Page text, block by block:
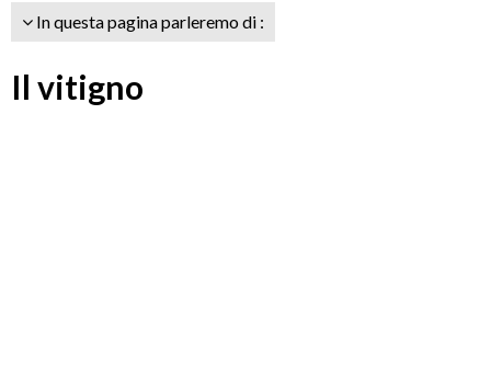
In questa pagina parleremo di :
Il vitigno